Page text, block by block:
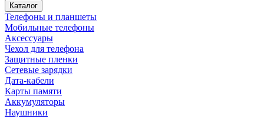
Каталог
Телефоны и планшеты
Мобильные телефоны
Аксессуары
Чехол для телефона
Защитные пленки
Сетевые зарядки
Дата-кабели
Карты памяти
Аккумуляторы
Наушники